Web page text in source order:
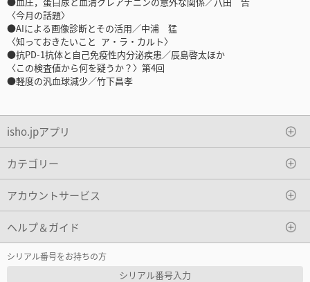
〈今月の話題〉
●AIによる画像診断とその活用／中浦 猛
〈知っておきたいこと ア・ラ・カルト〉
●抗PD-1抗体と自己免疫性内分泌疾患／辰島啓太ほか
〈この検査値から何を疑うか？〉第4回
●軽度の汎血球減少／竹下昌孝
isho.jpアプリ
カテゴリー
アカウントサービス
ヘルプ＆ガイド
シリアル番号をお持ちの方
シリアル番号入力